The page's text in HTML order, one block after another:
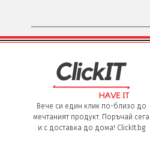
Вече си един клик по-близо до
мечтаният продукт. Поръчай сега
и с доставка до дома! ClickIt.bg